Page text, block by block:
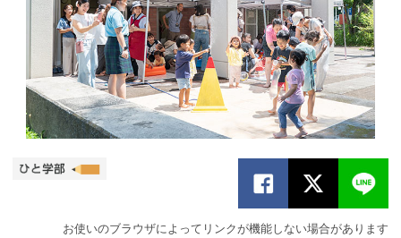
お使いのブラウザによってリンクが機能しない場合があります